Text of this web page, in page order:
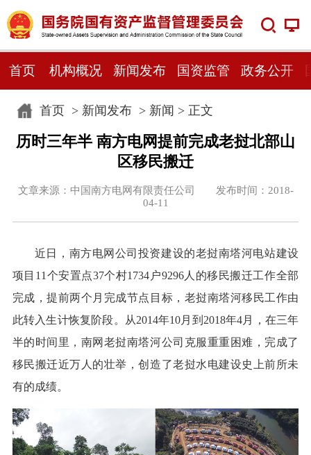
首页 机构概况 新闻发布 国资监管 政务公开
首页> 新闻发布> 新闻 > 正文
历时三年半 南方电网提前完成老挝北部山
区移民搬迁
文章来源：中国南方电网有限责任公司 发布时间：2018-
04-11
近日，南方电网公司投资建设的老挝南塔河电站建设
项目11个安置点37个村1734户9296人的移民搬迁工作全部
完成，提前两个月完成节点目标，老挝南塔河移民工作由
此转入生计恢复阶段。从2014年10月到2018年4月，在三年
半的时间里，南网老挝南塔河公司克服重重困难，完成了
移民搬迁近万人的壮举，创造了老挝水电建设史上前所未
有的成绩。